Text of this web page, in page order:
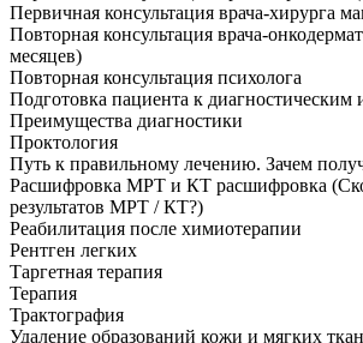
Первичная консультация врача-хирурга
Повторная консультация врача-
месяцев)
Повторная консультация психолога
Подготовка пациента к диагностическим
Преимущества диагностики
Проктология
Путь к правильному лечению. Зачем
Расшифровка МРТ и КТ расшифровка
результатов МРТ / КТ?)
Реабилитация после химиотерапии
Рентген легких
Таргетная терапия
Терапия
Трактография
Удаление образований кожи и мягких